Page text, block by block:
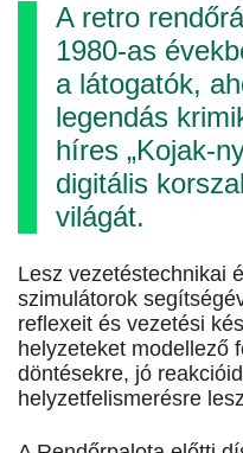
A retro
1980-as
a látogatók,
legendás
híres „Kojak-
digitális
világát.
Lesz vezetéstechnikai
szimulátorok
reflexeit és vezetési
helyzeteket modellező
döntésekre, jó
helyzetfelismerésre